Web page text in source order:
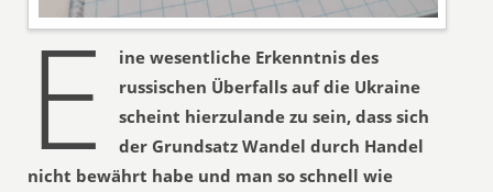
E
ine wesentliche Erkenntnis des
russischen Überfalls auf die Ukraine
scheint hierzulande zu sein, dass sich
der Grundsatz Wandel durch Handel
nicht bewährt habe und man so schnell wie